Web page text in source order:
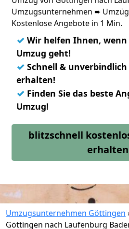
Umzugsunternehmen ➨
Kostenlose Angebote in 1 Min.
✓ Wir helfen Ihnen,
Umzug geht!
✓ Schnell &
erhalten!
✓ Finden Sie das beste
Umzug!
blitzschnell
erhalten
Umzugsunternehmen Göttingen
Göttingen nach Laufenburg